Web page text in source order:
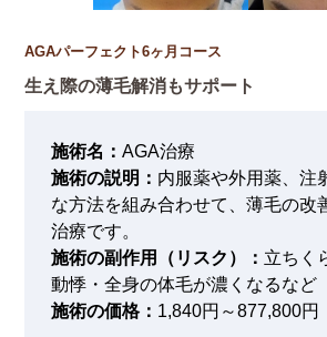
AGAパーフェクト6ヶ月コース
生え際の薄毛解消もサポート
施術名：AGA治療
施術の説明： 内服薬や外用薬、注
な方法を組み合わせて、薄毛の改
治療です。
施術の副作用（リスク）： 立ちく
動悸・全身の体毛が濃くなるなど
施術の価格： 1,840円～877,800円